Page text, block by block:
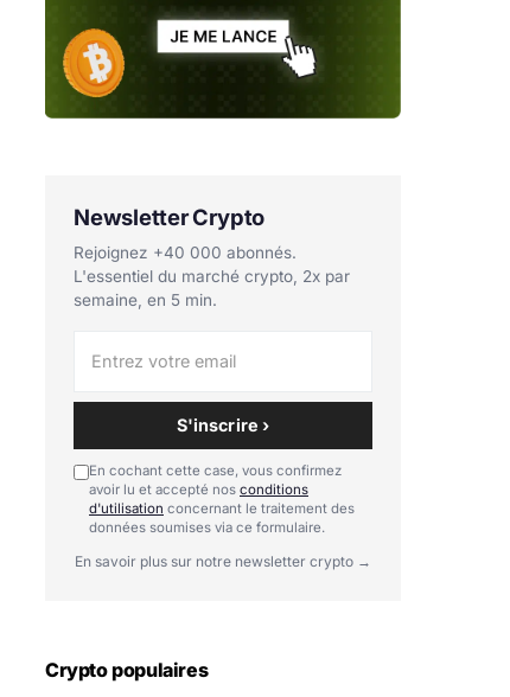
Newsletter Crypto
Rejoignez +40 000 abonnés.
L'essentiel du marché crypto, 2x par
semaine, en 5 min.
S'inscrire ›
En cochant cette case, vous confirmez
avoir lu et accepté nos conditions
d'utilisation concernant le traitement des
données soumises via ce formulaire.
En savoir plus sur notre newsletter crypto →
Crypto populaires